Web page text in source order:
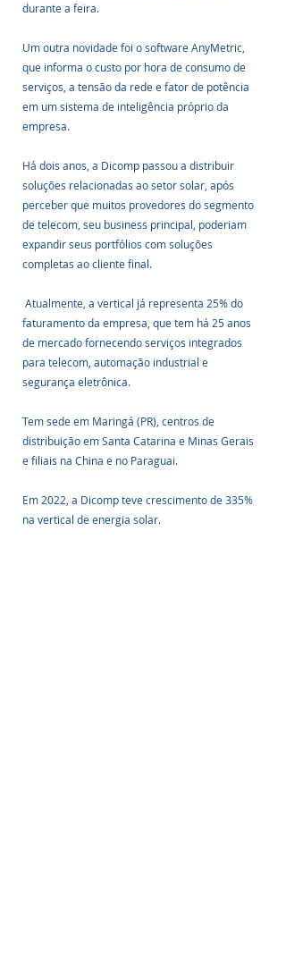
durante a feira.
Um outra novidade foi o software AnyMetric,
que informa o custo por hora de consumo de
serviços, a tensão da rede e fator de potência
em um sistema de inteligência próprio da
empresa.
Há dois anos, a Dicomp passou a distribuir
soluções relacionadas ao setor solar, após
perceber que muitos provedores do segmento
de telecom, seu business principal, poderiam
expandir seus portfólios com soluções
completas ao cliente final.
faturamento da empresa, que tem há 25 anos
de mercado fornecendo serviços integrados
para telecom, automação industrial e
segurança eletrônica.
Tem sede em Maringá (PR), centros de
distribuição em Santa Catarina e Minas Gerais
e filiais na China e no Paraguai.
Em 2022, a Dicomp teve crescimento de 335%
na vertical de energia solar.